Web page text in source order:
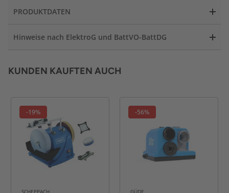
PRODUKTDATEN
Hinweise nach ElektroG und BattVO-BattDG
KUNDEN KAUFTEN AUCH
-19% -56%